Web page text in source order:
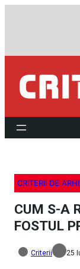
CRITERII DE
CUM S-A
FOSTUL
Criterii 25